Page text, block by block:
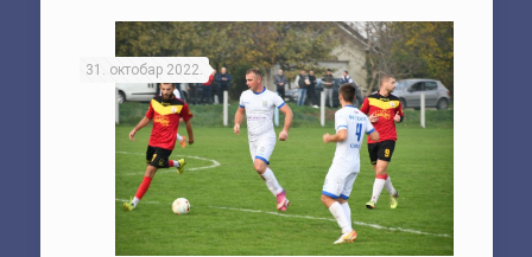
31. октобар 2022.